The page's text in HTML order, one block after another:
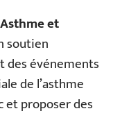
Asthme et
soutien
des événements
de l’asthme
et proposer des